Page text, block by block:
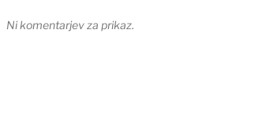
Ni komentarjev za prikaz.